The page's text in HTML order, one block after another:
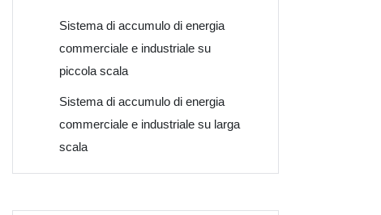
400W-VN1T04+1PV+URA-
MESS1
800W-VN2T08+2PV+URA-
MESS1
1200W-VN4T12+4PV+URA-
MESS1
Sistema di accumulo di energia
commerciale e industriale su
piccola scala
Sistema di accumulo di energia
commerciale e industriale su larga
scala